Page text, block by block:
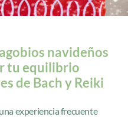
navideños
tu equilibrio
de Bach y Reiki
experiencia frecuente